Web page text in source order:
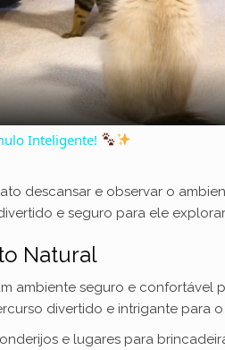
l
a
y
i
d
e
Inteligente!
descansar e observar o
e seguro para ele
Natural
ambiente seguro e confortável
divertido e intrigante para o
e lugares para